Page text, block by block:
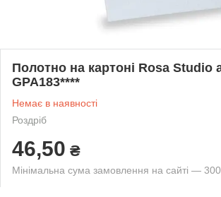
Полотно на картоні Rosa Studio
GPA183****
Немає в наявності
Роздріб
46,50 ₴
Мінімальна сума замовлення на сайті —